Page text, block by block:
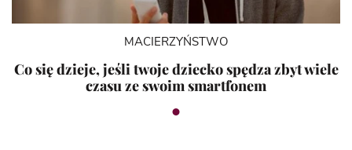
MACIERZYŃSTWO
Co się dzieje, jeśli twoje dziecko spędza zbyt wiele
czasu ze swoim smartfonem